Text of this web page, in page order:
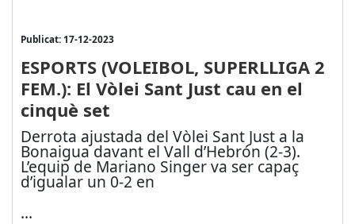
Publicat: 17-12-2023
ESPORTS (VOLEIBOL, SUPERLLIGA 2
FEM.): El Vòlei Sant Just cau en el
cinquè set
Derrota ajustada del Vòlei Sant Just a la
Bonaigua davant el Vall d’Hebrón (2-3).
L’equip de Mariano Singer va ser capaç
d’igualar un 0-2 en
...